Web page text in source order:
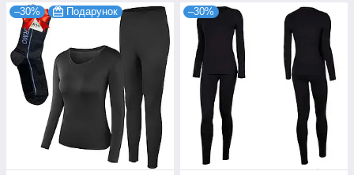
–30% Подарунок –30%